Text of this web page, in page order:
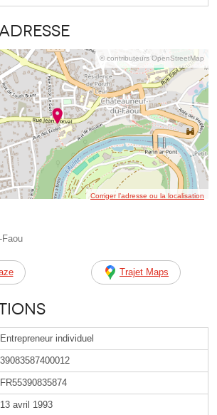
© contributeurs OpenStreetMap
Corriger l’adresse ou la localisation
Faou
Trajet Maps
Entrepreneur individuel
39083587400012
FR55390835874
13 avril 1993